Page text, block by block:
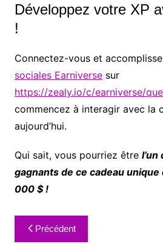
Développez votre XP
!
Connectez-vous et
sociales Earniversesur
https://zealy.io/c/earniverse/
commencez à interagir avec la
aujourd’hui.
Qui sait, vous pourriez être
gagnants de ce cadeau unique
000 $ !
Précédent